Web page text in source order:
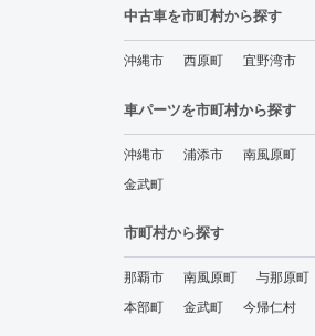
中古車を市町村から探す
沖縄市 西原町 宜野湾市
車パーツを市町村から探す
沖縄市 浦添市 南風原町
金武町
市町村から探す
那覇市 南風原町 与那原町
本部町
金武町 今帰仁村